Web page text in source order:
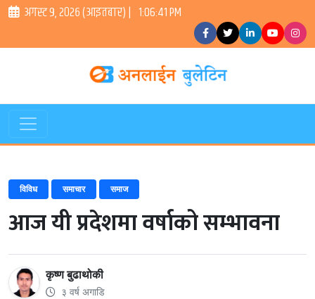
अगस्ट ९, २०२६ (आइतबार) | 1:06:42 PM
विविध समाचार समाज
आज यी प्रदेशमा वर्षाको सम्भावना
कृष्ण बुढाथोकी
३ वर्ष अगाडि